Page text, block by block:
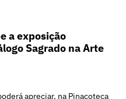
a exposição
Sagrado na Arte
apreciar, na Pinacoteca